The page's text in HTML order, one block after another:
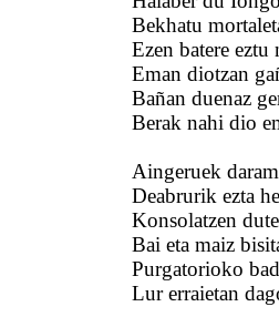
Bekhatu
Ezen batere eztu
Eman diotzan
Bañan duenaz
Berak nahi dio
Aingeruek
Deabrurik ezta
Konsolatzen
Bai eta maiz
Purgatorioko
Lur erraietan